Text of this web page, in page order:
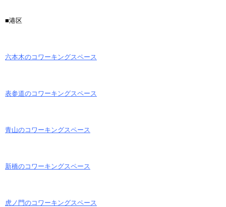
■港区
六本木のコワーキングスペース
表参道のコワーキングスペース
青山のコワーキングスペース
新橋のコワーキングスペース
虎ノ門のコワーキングスペース